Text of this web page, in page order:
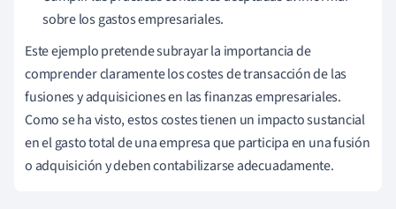
sobre los gastos empresariales.
Este ejemplo pretende subrayar la importancia de
comprender claramente los costes de transacción de las
fusiones y adquisiciones en las finanzas empresariales.
Como se ha visto, estos costes tienen un impacto sustancial
en el gasto total de una empresa que participa en una fusión
o adquisición y deben contabilizarse adecuadamente.